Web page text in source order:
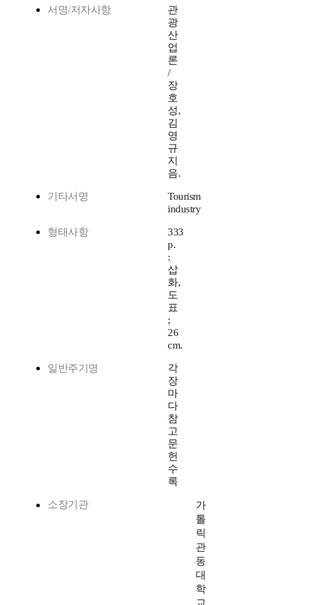
서명/저자사항
관
광
산
업
론
/
장
호
성,
김
영
규
지
음.
기타서명
Tourism
industry
형태사항
333
p.
:
삽
화,
도
표
;
26
cm.
일반주기명
각
장
마
다
참
고
문
헌
수
록
소장기관
가
톨
릭
관
동
대
학